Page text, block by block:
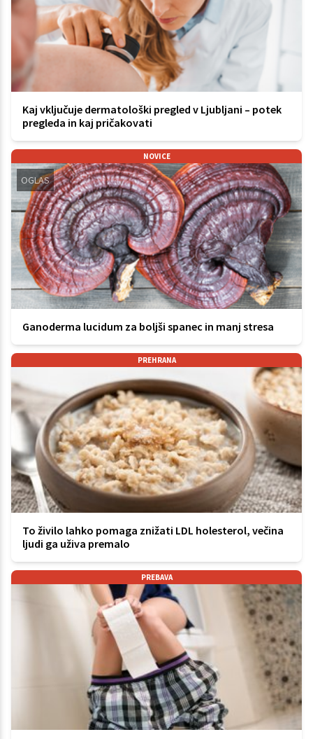
Kaj vključuje dermatološki pregled v Ljubljani – potek
pregleda in kaj pričakovati
NOVICE
OGLAS
Ganoderma lucidum za boljši spanec in manj stresa
PREHRANA
To živilo lahko pomaga znižati LDL holesterol, večina
ljudi ga uživa premalo
PREBAVA